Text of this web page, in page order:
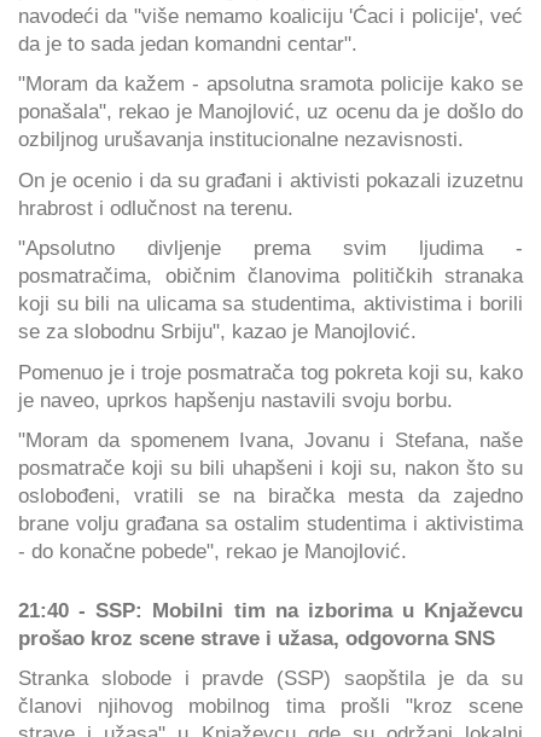
navodeći da "više nemamo koaliciju 'Ćaci i policije', već
da je to sada jedan komandni centar".
"Moram da kažem - apsolutna sramota policije kako se
ponašala", rekao je Manojlović, uz ocenu da je došlo do
ozbiljnog urušavanja institucionalne nezavisnosti.
On je ocenio i da su građani i aktivisti pokazali izuzetnu
hrabrost i odlučnost na terenu.
"Apsolutno divljenje prema svim ljudima -
posmatračima, običnim članovima političkih stranaka
koji su bili na ulicama sa studentima, aktivistima i borili
se za slobodnu Srbiju", kazao je Manojlović.
Pomenuo je i troje posmatrača tog pokreta koji su, kako
je naveo, uprkos hapšenju nastavili svoju borbu.
"Moram da spomenem Ivana, Jovanu i Stefana, naše
posmatrače koji su bili uhapšeni i koji su, nakon što su
oslobođeni, vratili se na biračka mesta da zajedno
brane volju građana sa ostalim studentima i aktivistima
- do konačne pobede", rekao je Manojlović.
21:40 - SSP: Mobilni tim na izborima u Knjaževcu
prošao kroz scene strave i užasa, odgovorna SNS
Stranka slobode i pravde (SSP) saopštila je da su
članovi njihovog mobilnog tima prošli "kroz scene